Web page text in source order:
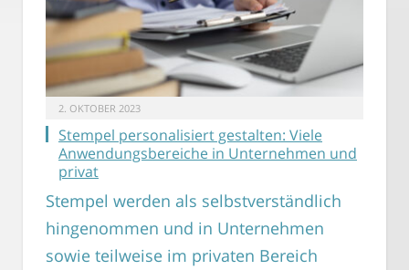
2. OKTOBER 2023
Stempel personalisiert gestalten: Viele
Anwendungsbereiche in Unternehmen und
privat
Stempel werden als selbstverständlich
hingenommen und in Unternehmen
sowie teilweise im privaten Bereich